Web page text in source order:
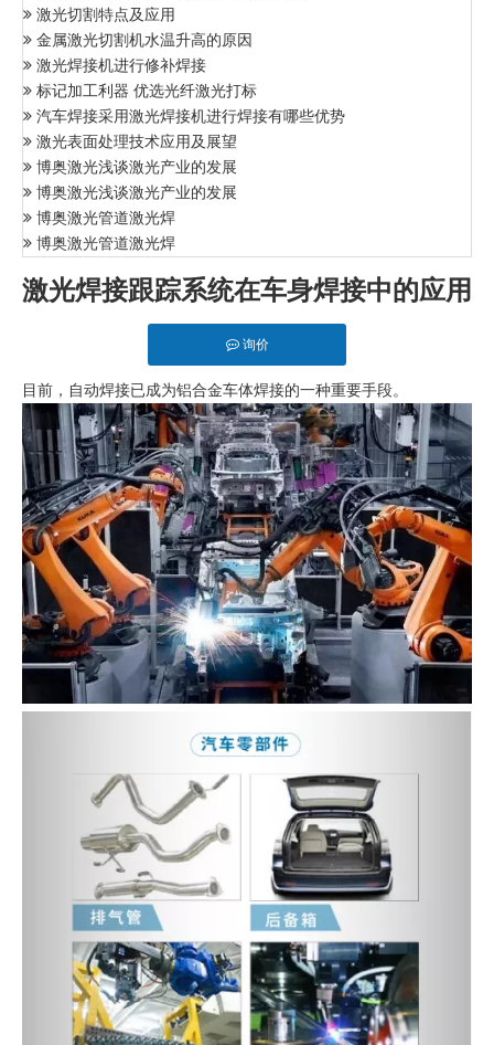
激光切割特点及应用
金属激光切割机水温升高的原因
激光焊接机进行修补焊接
标记加工利器 优选光纤激光打标
汽车焊接采用激光焊接机进行焊接有哪些优势
激光表面处理技术应用及展望
博奥激光浅谈激光产业的发展
博奥激光浅谈激光产业的发展
博奥激光管道激光焊
博奥激光管道激光焊
激光焊接跟踪系统在车身焊接中的应用
询价
目前，自动焊接已成为铝合金车体焊接的一种重要手段。